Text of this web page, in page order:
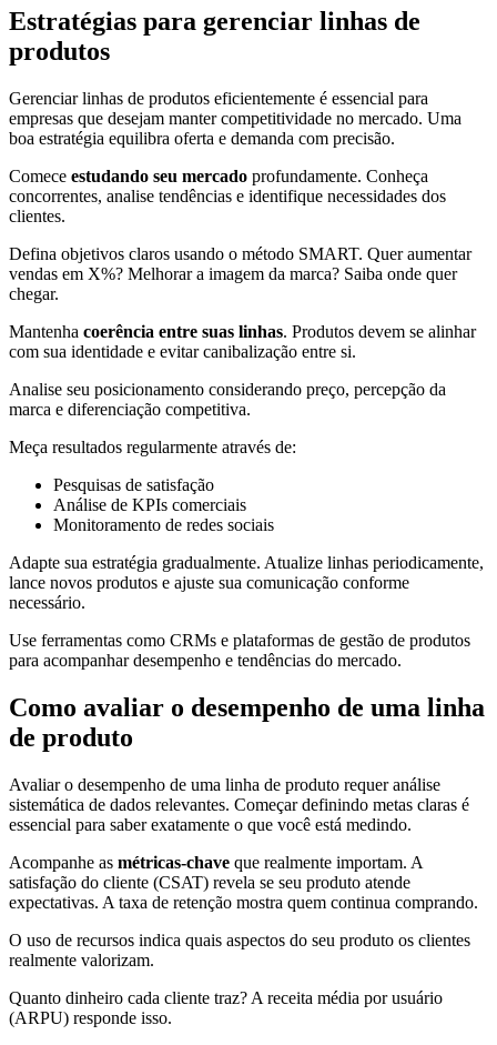
Estratégias para gerenciar linhas de
produtos
Gerenciar linhas de produtos eficientemente é essencial para
empresas que desejam manter competitividade no mercado. Uma
boa estratégia equilibra oferta e demanda com precisão.
Comece estudando seu mercado profundamente. Conheça
concorrentes, analise tendências e identifique necessidades dos
clientes.
Defina objetivos claros usando o método SMART. Quer aumentar
vendas em X%? Melhorar a imagem da marca? Saiba onde quer
chegar.
Mantenha coerência entre suas linhas. Produtos devem se alinhar
com sua identidade e evitar canibalização entre si.
Analise seu posicionamento considerando preço, percepção da
marca e diferenciação competitiva.
Meça resultados regularmente através de:
Pesquisas de satisfação
Análise de KPIs comerciais
Monitoramento de redes sociais
Adapte sua estratégia gradualmente. Atualize linhas periodicamente,
lance novos produtos e ajuste sua comunicação conforme
necessário.
Use ferramentas como CRMs e plataformas de gestão de produtos
para acompanhar desempenho e tendências do mercado.
Como avaliar o desempenho de uma linha
de produto
Avaliar o desempenho de uma linha de produto requer análise
sistemática de dados relevantes. Começar definindo metas claras é
essencial para saber exatamente o que você está medindo.
Acompanhe as métricas-chave que realmente importam. A
satisfação do cliente (CSAT) revela se seu produto atende
expectativas. A taxa de retenção mostra quem continua comprando.
O uso de recursos indica quais aspectos do seu produto os clientes
realmente valorizam.
Quanto dinheiro cada cliente traz? A receita média por usuário
(ARPU) responde isso.